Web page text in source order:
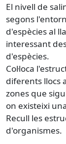
El nivell de
segons
d'espècies al
interessant
d'espècies.
Col·loca
diferents llocs
zones que
on existeixi
Recull les
d'organismes.